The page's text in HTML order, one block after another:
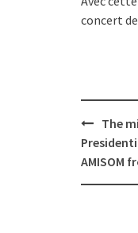
concert
PostThe
AMISOM